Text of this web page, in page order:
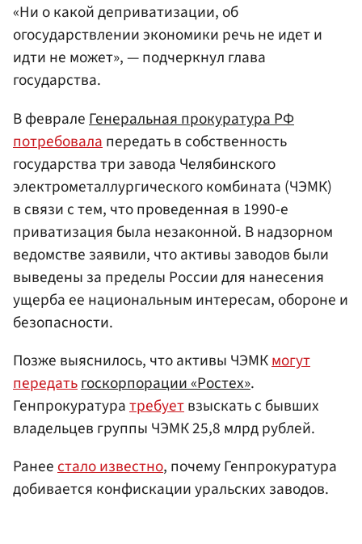
«Ни о какой деприватизации, об
огосударствлении экономики речь не идет и
идти не может», — подчеркнул глава
государства.
В феврале Генеральная прокуратура РФ
потребовала передать в собственность
государства три завода Челябинского
электрометаллургического комбината (ЧЭМК)
в связи с тем, что проведенная в 1990-е
приватизация была незаконной. В надзорном
ведомстве заявили, что активы заводов были
выведены за пределы России для нанесения
ущерба ее национальным интересам, обороне и
безопасности.
Позже выяснилось, что активы ЧЭМКмогут
передатьгоскорпорации «Ростех».
Генпрокуратуратребуетвзыскать с бывших
владельцев группы ЧЭМК 25,8 млрд рублей.
Ранеестало известно, почему Генпрокуратура
добивается конфискации уральских заводов.